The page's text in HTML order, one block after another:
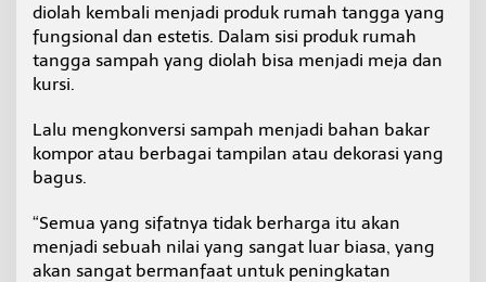
diolah kembali menjadi produk rumah tangga yang
fungsional dan estetis. Dalam sisi produk rumah
tangga sampah yang diolah bisa menjadi meja dan
kursi.
Lalu mengkonversi sampah menjadi bahan bakar
kompor atau berbagai tampilan atau dekorasi yang
bagus.
“Semua yang sifatnya tidak berharga itu akan
menjadi sebuah nilai yang sangat luar biasa, yang
akan sangat bermanfaat untuk peningkatan